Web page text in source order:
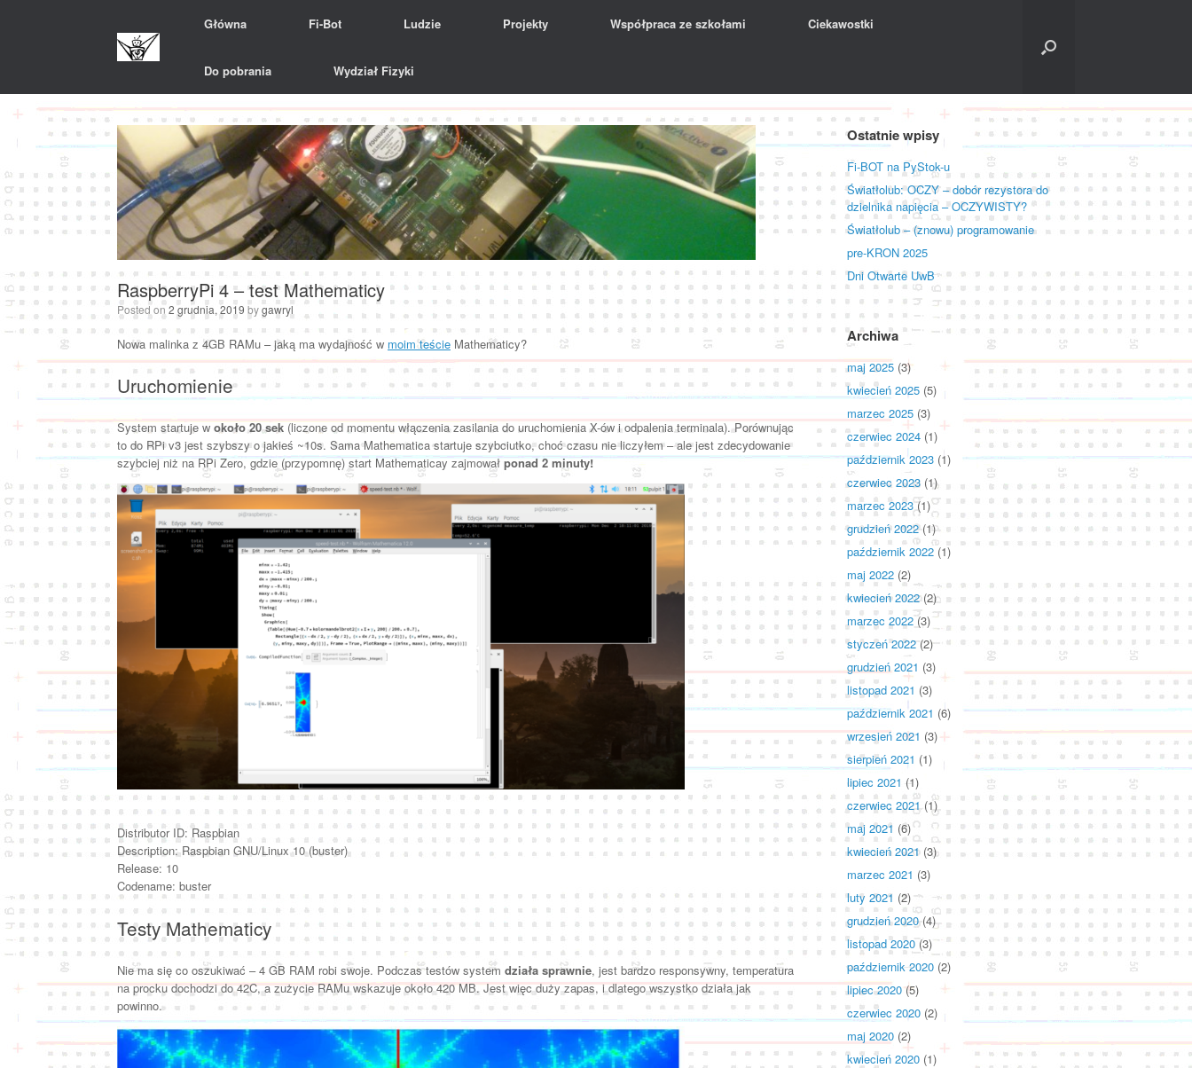
Główna Fi-Bot Ludzie Projekty Współpraca ze szkołami Ciekawostki
Do pobrania Wydział Fizyki
RaspberryPi 4 – test Mathematicy
Posted on2 grudnia, 2019 bygawryl
Nowa malinka z 4GB RAMu – jaką ma wydajność w moim teście Mathematicy?
Uruchomienie
System startuje wokoło 20 sek(liczone od momentu włączenia zasilania do uruchomienia X-ów i odpalenia terminala). Porównując
to do RPi v3 jest szybszy o jakieś ~10s. Sama Mathematica startuje szybciutko, choć czasu nie liczyłem – ale jest zdecydowanie
szybciej niż na RPi Zero, gdzie (przypomnę) start Mathematicay zajmowałponad 2 minuty!
Distributor ID: Raspbian
Description: Raspbian GNU/Linux 10 (buster)
Release: 10
Codename: buster
Testy Mathematicy
Nie ma się co oszukiwać – 4 GB RAM robi swoje. Podczas testów system działa sprawnie, jest bardzo responsywny, temperatura
na procku dochodzi do 42C, a zużycie RAMu wskazuje około 420 MB. Jest więc duży zapas, i dlatego wszystko działa jak
powinno.
Ostatnie wpisy
Fi-BOT na PyStok-u
Światłolub: OCZY – dobór rezystora do
dzielnika napięcia – OCZYWISTY?
Światłolub – (znowu) programowanie
pre-KRON 2025
Dni Otwarte UwB
Archiwa
maj 2025 (3)
kwiecień 2025 (5)
marzec 2025 (3)
czerwiec 2024 (1)
październik 2023 (1)
czerwiec 2023 (1)
marzec 2023(1)
grudzień 2022(1)
październik 2022(1)
maj 2022 (2)
kwiecień 2022(2)
marzec 2022(3)
styczeń 2022(2)
grudzień 2021 (3)
listopad 2021 (3)
październik 2021 (6)
wrzesień 2021 (3)
sierpień 2021 (1)
lipiec 2021 (1)
czerwiec 2021 (1)
maj 2021 (6)
kwiecień 2021(3)
marzec 2021 (3)
luty 2021 (2)
grudzień 2020(4)
listopad 2020(3)
październik 2020 (2)
lipiec 2020(5)
czerwiec 2020 (2)
maj 2020 (2)
kwiecień 2020 (1)